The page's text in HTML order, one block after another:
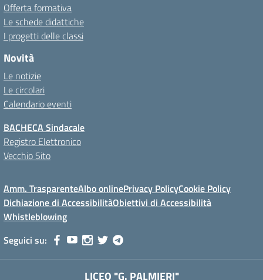
Offerta formativa
Le schede didattiche
I progetti delle classi
Novità
Le notizie
Le circolari
Calendario eventi
BACHECA Sindacale
Registro Elettronico
Vecchio Sito
Amm. TrasparenteAlbo onlinePrivacy PolicyCookie Policy
Dichiazione di AccessibilitàObiettivi di Accessibilità
Whistleblowing
Seguici su:
LICEO "G. PALMIERI"